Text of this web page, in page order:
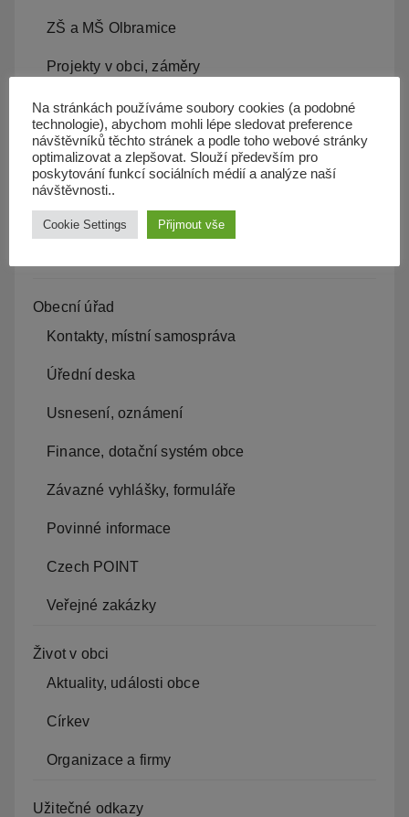
ZŠ a MŠ Olbramice
Projekty v obci, záměry
Kam s odpadem
Kanalizace
Územní plán
Občan server
Obecní úřad
Kontakty, místní samospráva
Úřední deska
Usnesení, oznámení
Finance, dotační systém obce
Závazné vyhlášky, formuláře
Povinné informace
Czech POINT
Veřejné zakázky
Život v obci
Aktuality, události obce
Církev
Organizace a firmy
Užitečné odkazy
Na stránkách používáme soubory cookies (a podobné
technologie), abychom mohli lépe sledovat preference
návštěvníků těchto stránek a podle toho webové stránky
optimalizovat a zlepšovat. Slouží především pro
poskytování funkcí sociálních médií a analýze naší
návštěvnosti..
Cookie Settings Přijmout vše